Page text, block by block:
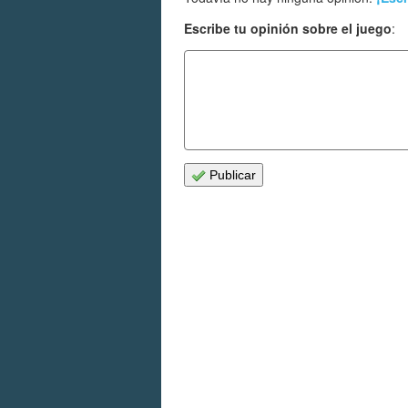
Escribe tu opinión sobre el juego:
Publicar